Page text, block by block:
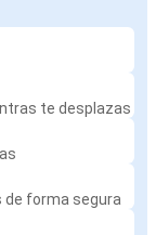
te desplazas
de forma segura